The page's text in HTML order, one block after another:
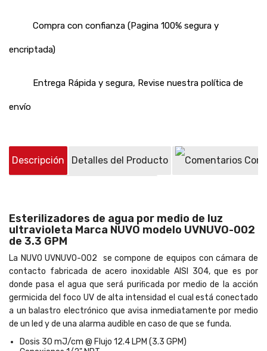
Compra con confianza (Pagina 100% segura y
encriptada)
Entrega Rápida y segura, Revise nuestra política de
envío
Descripción Detalles del Producto
Esterilizadores de agua por medio de luz
ultravioleta Marca NUVO modelo UVNUVO-002
de 3.3 GPM
La NUVO UVNUVO-002 se compone de equipos con cámara de
contacto fabricada de acero inoxidable AISI 304, que es por
donde pasa el agua que será puriﬁcada por medio de la acción
germicida del foco UV de alta intensidad el cual está conectado
a un balastro electrónico que avisa inmediatamente por medio
de un led y de una alarma audible en caso de que se funda.
Dosis 30 mJ/cm @ Flujo 12.4 LPM (3.3 GPM)